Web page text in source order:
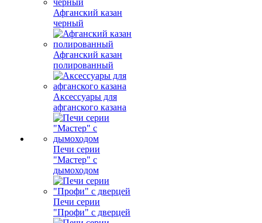
Афганский казан
черный
Афганский казан
полированный
Аксессуары для
афганского казана
Печи серии
"Мастер" с
дымоходом
Печи серии
"Профи" с дверцей